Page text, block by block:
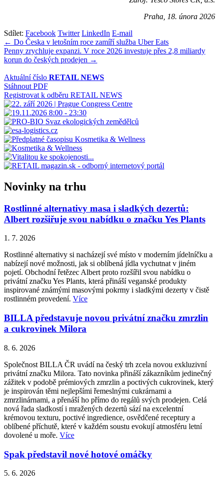
Praha, 18. února 2026
Sdílet: Facebook Twitter LinkedIn E-mail
Navigace
pro
← Do Česka v letošním roce zamíří služba Uber Eats
Penny zrychluje expanzi. V roce 2026 investuje přes 2,8 miliardy
korun do českých prodejen →
Aktuální číslo RETAIL NEWS
Stáhnout PDF
Registrovat k odběru RETAIL NEWS
Novinky na trhu
Rostlinné alternativy masa i sladkých dezertů:
Albert rozšiřuje svou nabídku o značku Yes Plants
1. 7. 2026
Rostlinné alternativy si nacházejí své místo v moderním jídelníčku a
nabízejí nové možnosti, jak si oblíbená jídla vychutnat v jiném
pojetí. Obchodní řetězec Albert proto rozšířil svou nabídku o
privátní značku Yes Plants, která přináší veganské produkty
inspirované známými masovými pokrmy i sladkými dezerty v čistě
rostlinném provedení. Více
BILLA představuje novou privátní značku zmrzlin
a cukrovinek Milora
8. 6. 2026
Společnost BILLA ČR uvádí na český trh zcela novou exkluzivní
privátní značku Milora. Tato novinka přináší zákazníkům jedinečný
zážitek v podobě prémiových zmrzlin a poctivých cukrovinek, který
je inspirován těmi nejlepšími řemeslnými cukrárnami a
zmrzlinárnami, a přenáší ho přímo do regálů svých prodejen. Celá
nová řada sladkostí i mražených dezertů sází na excelentní
krémovou texturu, poctivé ingredience, osvědčené receptury a
oblíbené příchutě, které v každém soustu evokují atmosféru letní
dovolené u moře. Více
Spak představil nové hotové omáčky
5. 6. 2026